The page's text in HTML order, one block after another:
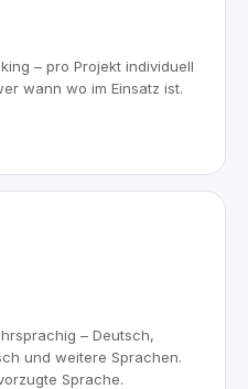
– pro Projekt individuell
wann wo im Einsatz ist.
– Deutsch,
und weitere Sprachen.
Sprache.